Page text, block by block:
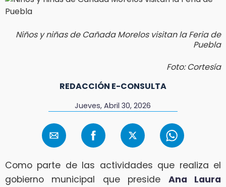
Niños y niñas de Cañada Morelos visitan la Feria de
Puebla
Foto: Cortesía
REDACCIÓN E-CONSULTA
Jueves, Abril 30, 2026
Como parte de las actividades que realiza el
gobierno municipal que preside Ana Laura